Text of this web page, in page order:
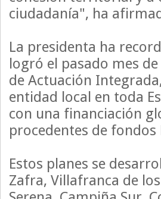
ciudadanía", ha
La presidenta ha
logró el pasado mes
de Actuación
entidad local en toda
con una financiación
procedentes de fondos
Estos planes se
Zafra, Villafranca de